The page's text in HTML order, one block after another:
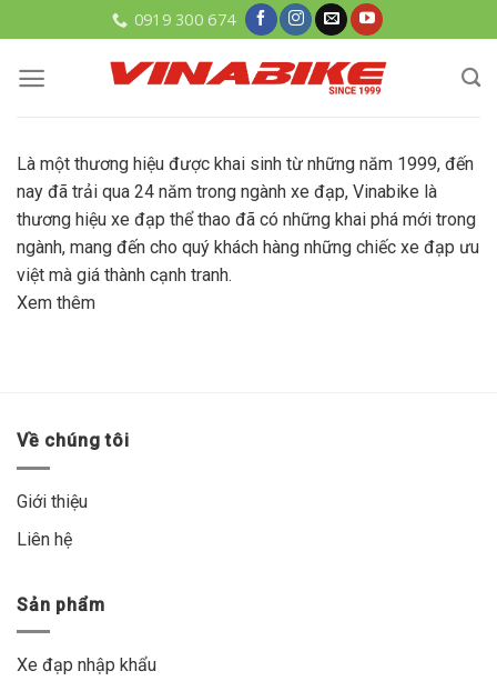
to
content
0919 300 674
Là một thương hiệu được khai sinh từ những năm 1999, đến
nay đã trải qua 24 năm trong ngành xe đạp, Vinabike là
thương hiệu xe đạp thể thao đã có những khai phá mới trong
ngành, mang đến cho quý khách hàng những chiếc xe đạp ưu
việt mà giá thành cạnh tranh.
Xem thêm
Về chúng tôi
Giới thiệu
Liên hệ
Sản phẩm
Xe đạp nhập khẩu